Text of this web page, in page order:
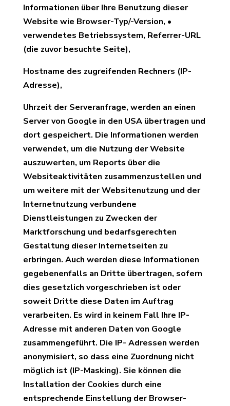
Informationen über Ihre Benutzung dieser
Website wie Browser-Typ/-Version, •
verwendetes Betriebssystem, Referrer-URL
(die zuvor besuchte Seite),
Hostname des zugreifenden Rechners (IP-
Adresse),
Uhrzeit der Serveranfrage, werden an einen
Server von Google in den USA übertragen und
dort gespeichert. Die Informationen werden
verwendet, um die Nutzung der Website
auszuwerten, um Reports über die
Websiteaktivitäten zusammenzustellen und
um weitere mit der Websitenutzung und der
Internetnutzung verbundene
Dienstleistungen zu Zwecken der
Marktforschung und bedarfsgerechten
Gestaltung dieser Internetseiten zu
erbringen. Auch werden diese Informationen
gegebenenfalls an Dritte übertragen, sofern
dies gesetzlich vorgeschrieben ist oder
soweit Dritte diese Daten im Auftrag
verarbeiten. Es wird in keinem Fall Ihre IP-
Adresse mit anderen Daten von Google
zusammengeführt. Die IP- Adressen werden
anonymisiert, so dass eine Zuordnung nicht
möglich ist (IP-Masking). Sie können die
Installation der Cookies durch eine
entsprechende Einstellung der Browser-